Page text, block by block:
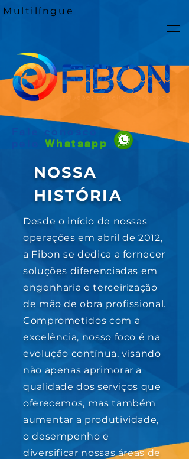
Multilíngue
Fale conosco
Whatsapp
NOSSA
HISTÓRIA
Desde o início de nossas
operações em abril de 2012,
a Fibon se dedica a fornecer
soluções diferenciadas em
engenharia e terceirização
de mão de obra profissional.
Comprometidos com a
excelência, nosso foco é na
evolução contínua, visando
não apenas aprimorar a
qualidade dos serviços que
oferecemos, mas também
aumentar a produtividade,
o desempenho e
diversificar nossas áreas de